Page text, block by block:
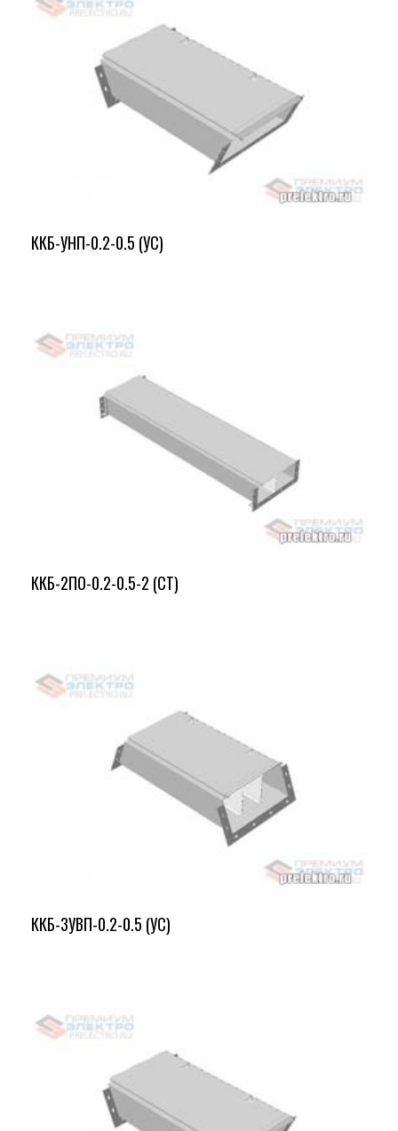
ККБ-УНП-0.2-0.5 (УС)
ККБ-2ПО-0.2-0.5-2 (СТ)
ККБ-3УВП-0.2-0.5 (УС)